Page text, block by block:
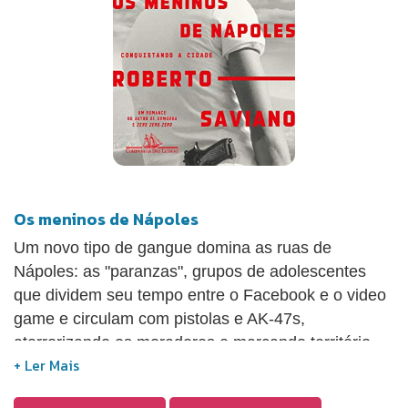
com as polícias e agências de inteligência ao redor
do mundo, que lhe franquearam acesso a
informações privilegiadas para a redação de Zero
Os meninos de Nápoles
Um novo tipo de gangue domina as ruas de
Nápoles: as "paranzas", grupos de adolescentes
que dividem seu tempo entre o Facebook e o video
game e circulam com pistolas e AK-47s,
aterrorizando os moradores e marcando território
para seus chefes, ligados à máfia. Os meninos de